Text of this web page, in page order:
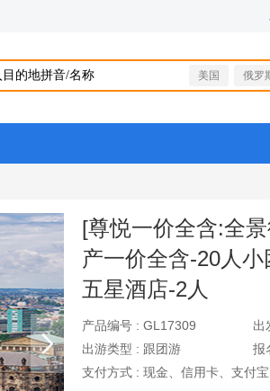
美国 俄罗
[尊悦一价全含:全
产一价全含-20人
五星酒店-2人
产品编号 : GL17309 出
出游类型 : 跟团游 报
支付方式 : 现金、信用卡、支付